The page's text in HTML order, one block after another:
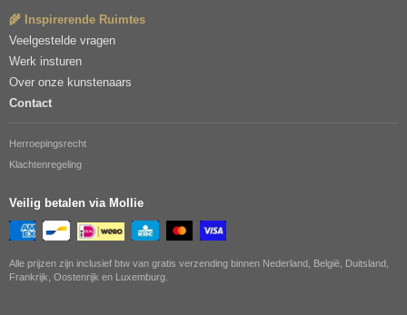
🌾 Inspirerende Ruimtes
Veelgestelde vragen
Werk insturen
Over onze kunstenaars
Contact
Herroepingsrecht
Klachtenregeling
Veilig betalen via Mollie
Alle prijzen zijn inclusief btw van gratis verzending binnen Nederland, België, Duitsland,
Frankrijk, Oostenrijk en Luxemburg.